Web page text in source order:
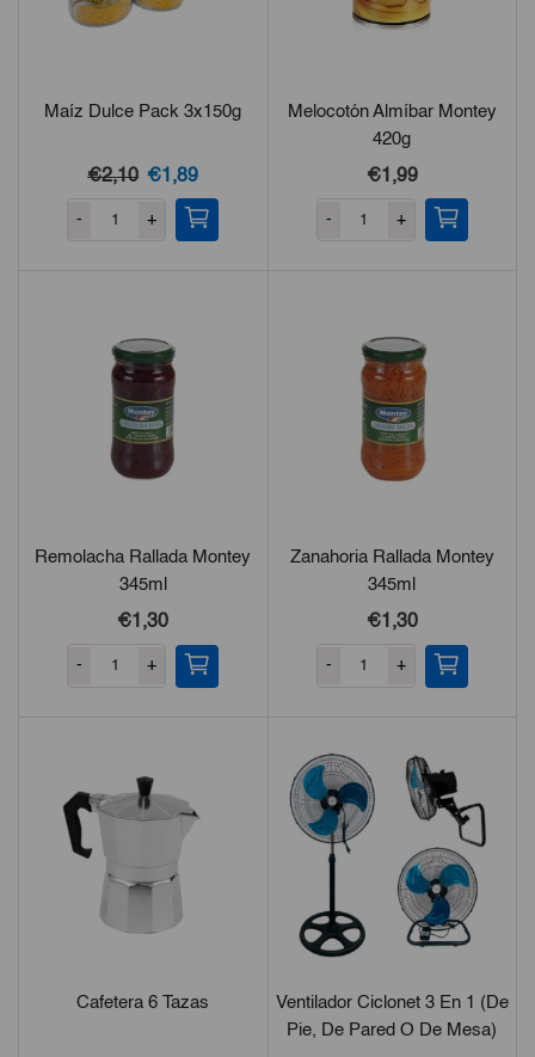
Maíz Dulce Pack 3x150g
€2,10 El
precio
original
€1,89El
precio
actual
- +
Melocotón Almíbar Montey
420g
€1,99
- +
Remolacha Rallada Montey
345ml
€1,30
- +
Zanahoria Rallada Montey
345ml
€1,30
- +
Cafetera 6 Tazas
Ventilador Ciclonet 3 En 1 (de
Pie, De Pared O De Mesa)